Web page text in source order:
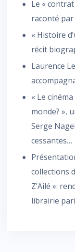
Le «
raconté
« Histoire
récit
Laurence
« Le
monde? »,
Serge
cessantes…
collections
Z’Ailé »:
librairie